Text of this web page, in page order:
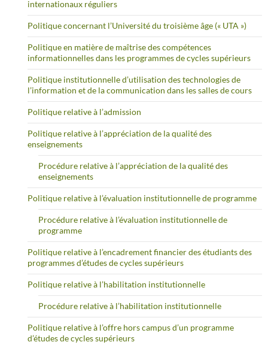
internationaux réguliers
Politique concernant l’Université du troisième âge (« UTA »)
Politique en matière de maîtrise des compétences
informationnelles dans les programmes de cycles supérieurs
Politique institutionnelle d’utilisation des technologies de
l’information et de la communication dans les salles de cours
Politique relative à l’admission
Politique relative à l’appréciation de la qualité des
enseignements
Procédure relative à l’appréciation de la qualité des
enseignements
Politique relative à l’évaluation institutionnelle de programme
Procédure relative à l’évaluation institutionnelle de
programme
Politique relative à l’encadrement financier des étudiants des
programmes d’études de cycles supérieurs
Politique relative à l’habilitation institutionnelle
Procédure relative à l’habilitation institutionnelle
Politique relative à l’offre hors campus d’un programme
d’études de cycles supérieurs